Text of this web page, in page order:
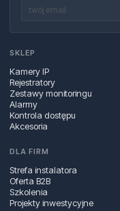
SKLEP
Kamery IP
Rejestratory
Zestawy monitoringu
Alarmy
Kontrola dostępu
Akcesoria
DLA FIRM
Strefa instalatora
Oferta B2B
Szkolenia
Projekty inwestycyjne